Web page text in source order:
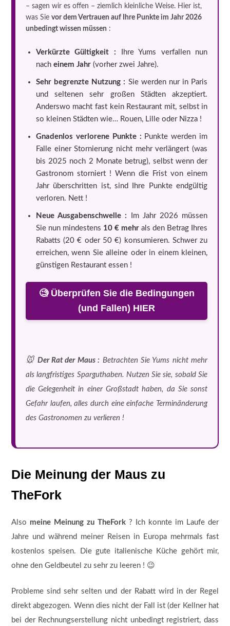
– sagen wir es offen – ziemlich kleinliche Weise. Hier ist,
was Sie vor dem Vertrauen auf Ihre Punkte im Jahr 2026
unbedingt wissen müssen :
Verkürzte Gültigkeit : Ihre Yums verfallen nun
nach einem Jahr(vorher zwei Jahre).
Sehr begrenzte Nutzung : Sie werden nur in Paris
und seltenen sehr großen Städten akzeptiert.
Anderswo macht fast kein Restaurant mit, selbst in
so kleinen Städten wie… Rouen, Lille oder Nizza !
Gnadenlos verlorene Punkte : Punkte werden im
Falle einer Stornierung nicht mehr verlängert (was
bis 2025 noch 2 Monate betrug), selbst wenn der
Gastronom storniert ! Wenn die Frist von einem
Jahr überschritten ist, sind Ihre Punkte endgültig
verloren. Nett !
Neue Ausgabenschwelle : Im Jahr 2026 müssen
Sie nun mindestens 10 € mehr als den Betrag Ihres
Rabatts (20 € oder 50 €) konsumieren. Schwer zu
erreichen, wenn Sie alleine oder in einem kleinen,
günstigen Restaurant essen !
🧐 Überprüfen Sie die Bedingungen
(und Fallen) HIER
🐭 Der Rat der Maus : Betrachten Sie Yums nicht mehr
als langfristiges Sparguthaben. Nutzen Sie sie, sobald Sie
die Gelegenheit in einer Großstadt haben, da Sie sonst
Gefahr laufen, alles durch eine einfache Terminänderung
des Gastronomen zu verlieren !
Die Meinung der Maus zu
TheFork
Also meine Meinung zu TheFork? Ich konnte im Laufe der
Jahre und während meiner Reisen in Europa mehrmals fast
kostenlos speisen. Die gute italienische Küche gehört mir,
ohne den Geldbeutel zu sehr zu leeren ! 😉
Probleme sind sehr selten und der Rabatt wird in der Regel
direkt abgezogen. Wenn dies nicht der Fall ist (der Kellner hat
bei der Rechnungserstellung nicht unbedingt registriert, dass